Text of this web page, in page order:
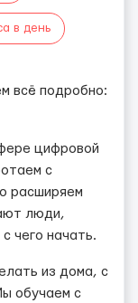
в день
всё подробно:
цифровой
с
расширяем
люди,
чего начать.
из дома, с
обучаем с